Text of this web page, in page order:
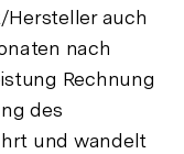
Hersteller auch
nach
Rechnung
des
und wandelt